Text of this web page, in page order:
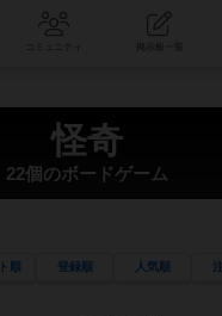
コミュニティ
怪奇
22個のボードゲーム
順 登録順 人気順